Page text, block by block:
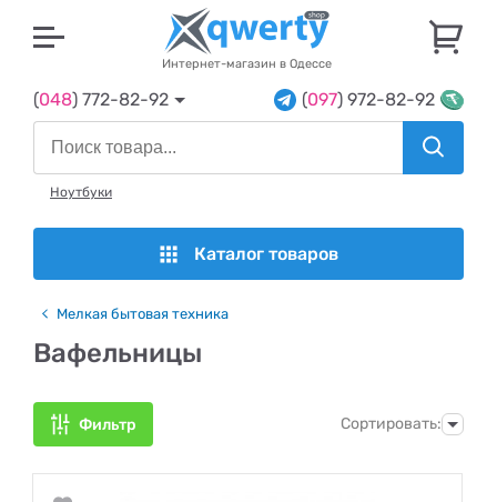
Интернет-магазин в Одессе
(048) 772-82-92 (097) 972-82-92
Ноутбуки
Каталог товаров
Мелкая бытовая техника
Вафельницы
Фильтр Сортировать: